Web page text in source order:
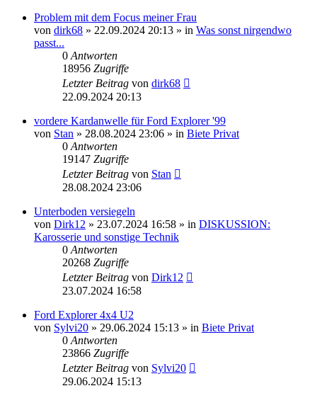
Problem mit dem Focus meiner Frau
von dirk68 » 22.09.2024 20:13 » in Was sonst nirgendwo
passt...
0 Antworten
18956 Zugriffe
Letzter Beitrag von dirk68
22.09.2024 20:13
vordere Kardanwelle für Ford Explorer '99
von Stan » 28.08.2024 23:06 » in Biete Privat
0 Antworten
19147 Zugriffe
Letzter Beitrag von Stan
28.08.2024 23:06
Unterboden versiegeln
von Dirk12 » 23.07.2024 16:58 » in DISKUSSION:
Karosserie und sonstige Technik
0 Antworten
20268 Zugriffe
Letzter Beitrag von Dirk12
23.07.2024 16:58
Ford Explorer 4x4 U2
von Sylvi20 » 29.06.2024 15:13 » in Biete Privat
0 Antworten
23866 Zugriffe
Letzter Beitrag von Sylvi20
29.06.2024 15:13